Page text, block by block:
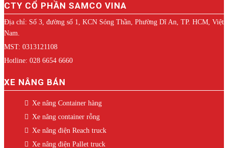
CTY CỔ PHẦN SAMCO VINA
Địa chỉ: Số 3, đường số 1, KCN Sóng Thần, Phường Dĩ An, TP. HCM, Việt
Nam.
MST: 0313121108
Hotline: 028 6654 6660
XE NÂNG BÁN
Xe nâng Container hàng
Xe nâng container rỗng
Xe nâng điện Reach truck
Xe nâng điện Pallet truck